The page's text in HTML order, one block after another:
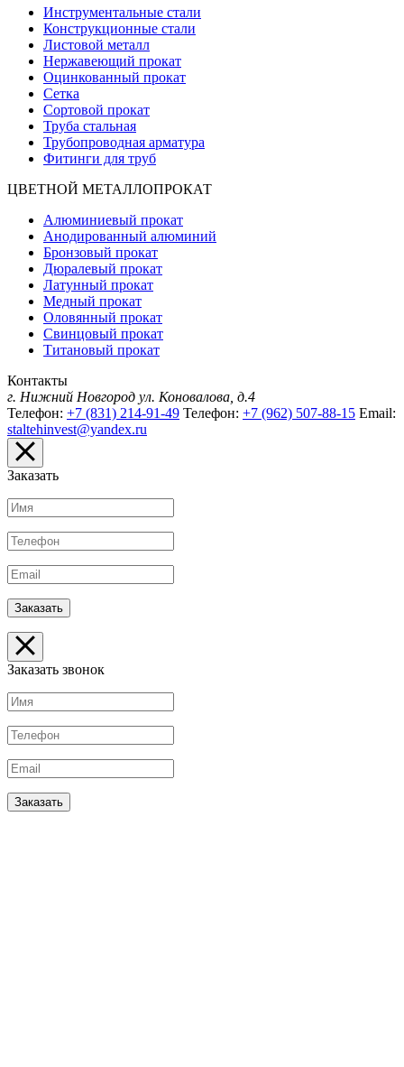
Инструментальные стали
Конструкционные стали
Листовой металл
Нержавеющий прокат
Оцинкованный прокат
Сетка
Сортовой прокат
Труба стальная
Трубопроводная арматура
Фитинги для труб
ЦВЕТНОЙ МЕТАЛЛОПРОКАТ
Алюминиевый прокат
Анодированный алюминий
Бронзовый прокат
Дюралевый прокат
Латунный прокат
Медный прокат
Оловянный прокат
Свинцовый прокат
Титановый прокат
Контакты
г. Нижний Новгород ул. Коновалова, д.4
Телефон: +7 (831) 214-91-49 Телефон: +7 (962) 507-88-15 Email:
staltehinvest@yandex.ru
Заказать
Заказать звонок